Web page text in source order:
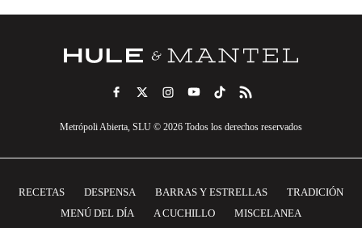
Metrópoli Abierta, SLU © 2026 Todos los derechos reservados
RECETAS DESPENSA BARRAS Y ESTRELLAS
TRADICIÓN
MENÚ DEL DÍA
A CUCHILLO MISCELANEA